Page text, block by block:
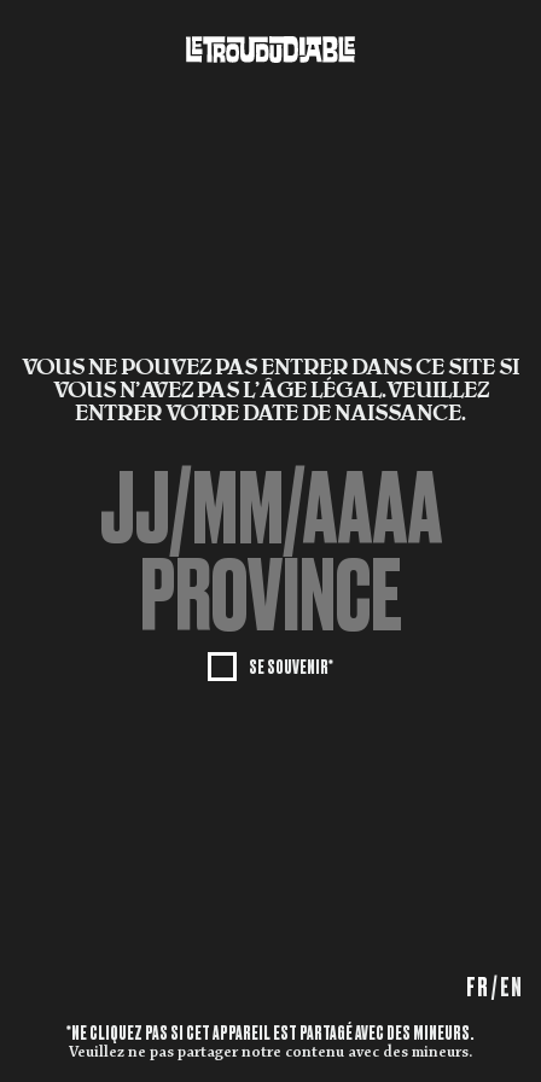
VOUS NE POUVEZ PAS ENTRER DANS CE SITE SI
VOUS N’AVEZ PAS L'ÂGE LÉGAL.VEUILLEZ
ENTRER VOTRE DATE DE NAISSANCE.
SE SOUVENIR*
FR/ EN
*NE CLIQUEZ PAS SI CET APPAREIL EST PARTAGÉ AVEC DES MINEURS.
Veuillez ne pas partager notre contenu avec des mineurs.